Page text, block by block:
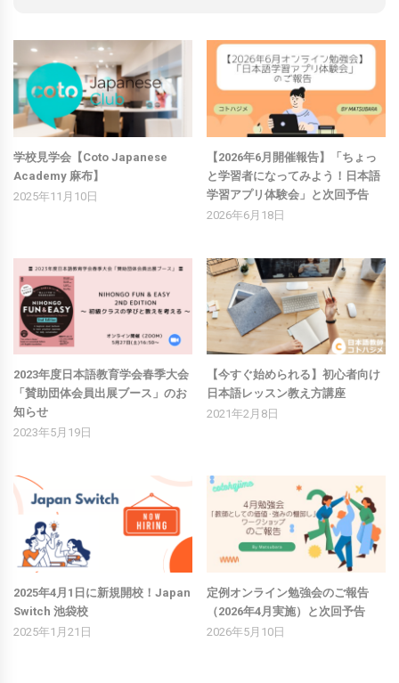
学校見学会【Coto Japanese
Academy 麻布】
2025年11月10日
【2026年6月開催報告】「ちょっ
と学習者になってみよう！日本語
学習アプリ体験会」と次回予告
2026年6月18日
2023年度日本語教育学会春季大会
「賛助団体会員出展ブース」のお
知らせ
2023年5月19日
【今すぐ始められる】初心者向け
日本語レッスン教え方講座
2021年2月8日
2025年4月1日に新規開校！Japan
Switch 池袋校
2025年1月21日
定例オンライン勉強会のご報告
（2026年4月実施）と次回予告
2026年5月10日